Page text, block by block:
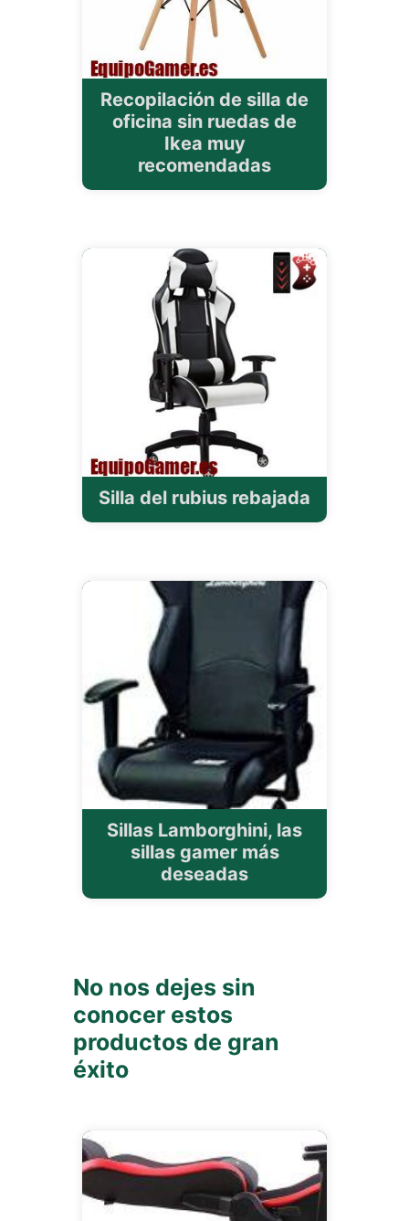
Recopilación de silla de
oficina sin ruedas de
Ikea muy
recomendadas
Silla del rubius rebajada
Sillas Lamborghini, las
sillas gamer más
deseadas
No nos dejes sin
conocer estos
productos de gran
éxito